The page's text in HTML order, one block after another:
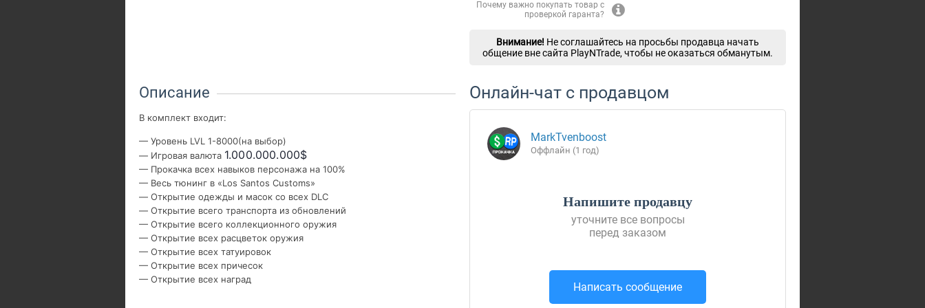
Почему важно покупать товар с
проверкой гаранта?
Внимание! Не соглашайтесь на просьбы продавца начать
общение вне сайта PlayNTrade, чтобы не оказаться обманутым.
Описание
В комплект входит:
— Уровень LVL 1-8000(на выбор)
— Игровая валюта 1.000.000.000$
— Прокачка всех навыков персонажа на 100%
— Весь тюнинг в «Los Santos Customs»
— Открытие одежды и масок со всех DLC
— Открытие всего транспорта из обновлений
— Открытие всего коллекционного оружия
— Открытие всех расцветок оружия
— Открытие всех татуировок
— Открытие всех причесок
— Открытие всех наград
Онлайн-чат с продавцом
MarkTvenboost
Оффлайн (1 год)
Напишите продавцу
уточните все вопросы
перед заказом
Написать сообщение